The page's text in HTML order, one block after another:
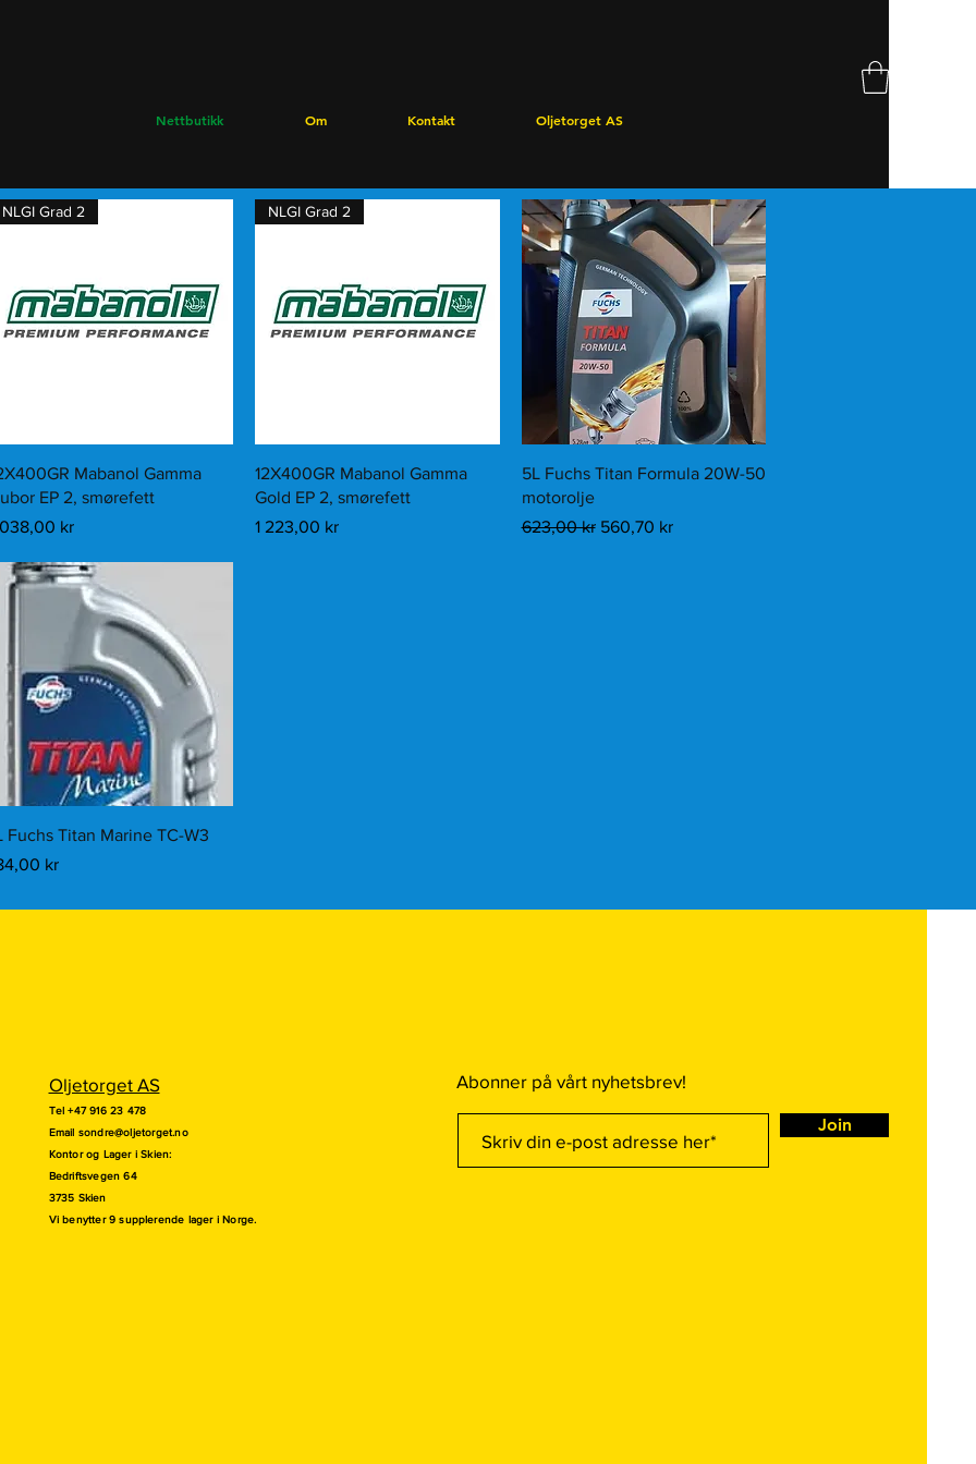
Nettbutikk Om Kontakt Oljetorget AS
Hurtigvisning
NLGI Grad 2
Mabanol Gamma
EP 2, smørefett
038,00 kr
Hurtigvisning
NLGI Grad 2
12X400GR Mabanol Gamma
Gold EP 2, smørefett
Pris
1 223,00 kr
Hurtigvisning
5L Fuchs Titan Formula 20W-50
motorolje
Vanlig pris
623,00 kr Salgspris
560,70 kr
Hurtigvisning
Fuchs Titan Marine TC-W3
kr
Oljetorget AS
Tel +47 916 23 478
Email sondre@oljetorget.no
Kontor og Lager i Skien:
Bedriftsvegen 64
3735 Skien
Vi benytter 9 supplerende lager i Norge.
Abonner på vårt nyhetsbrev!
Join